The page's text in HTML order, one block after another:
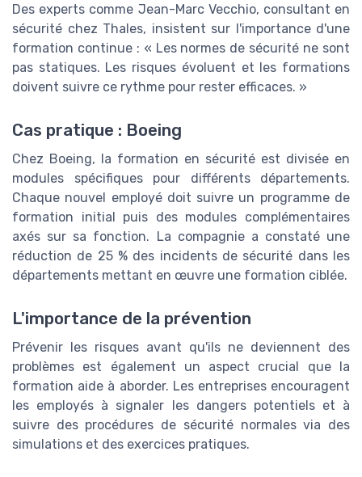
Des experts comme Jean-Marc Vecchio, consultant en
sécurité chez Thales, insistent sur l'importance d'une
formation continue : « Les normes de sécurité ne sont
pas statiques. Les risques évoluent et les formations
doivent suivre ce rythme pour rester efficaces. »
Cas pratique : Boeing
Chez Boeing, la formation en sécurité est divisée en
modules spécifiques pour différents départements.
Chaque nouvel employé doit suivre un programme de
formation initial puis des modules complémentaires
axés sur sa fonction. La compagnie a constaté une
réduction de 25 % des incidents de sécurité dans les
départements mettant en œuvre une formation ciblée.
L'importance de la prévention
Prévenir les risques avant qu'ils ne deviennent des
problèmes est également un aspect crucial que la
formation aide à aborder. Les entreprises encouragent
les employés à signaler les dangers potentiels et à
suivre des procédures de sécurité normales via des
simulations et des exercices pratiques.